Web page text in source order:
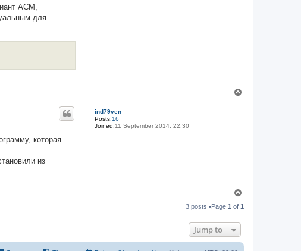
ACM,
для
ind79ven
Posts:16
Joined:11 September 2014, 22:30
которая
из
p
3 posts •Page 1 of 1
Jump to